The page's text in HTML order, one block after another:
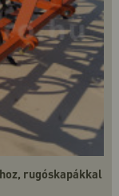
rugóskapákkal